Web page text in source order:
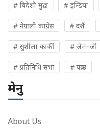
# विदेशी मुद्रा # इन्डिया
# नेपाली कांग्रेस # दशैं
# सुशीला कार्की # जेन–जी
# प्रतिनिधि सभा # पक्राउ
मेनु
About Us